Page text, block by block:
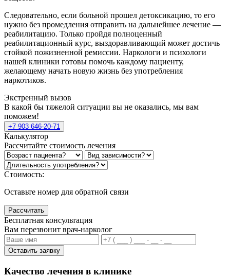
Следовательно, если больной прошел детоксикацию, то его
нужно без промедления отправить на дальнейшее лечение —
реабилитацию. Только пройдя полноценный
реабилитационный курс, выздоравливающий может достичь
стойкой пожизненной ремиссии. Наркологи и психологи
нашей клиники готовы помочь каждому пациенту,
желающему начать новую жизнь без употребления
наркотиков.
Экстренный вызов
В какой бы тяжелой ситуации вы не оказались, мы вам
поможем!
+7 903 646-20-71
Калькулятор
Рассчитайте стоимость лечения
Стоимость:
Оставьте номер для обратной связи
Рассчитать
Бесплатная консультация
Вам перезвонит врач-нарколог
Оставить заявку
Качество лечения в клинике